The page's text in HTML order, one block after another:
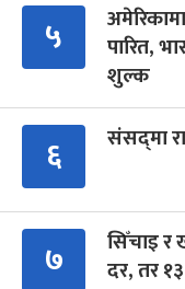
५
पारित,
शुल्क
६ संसद्‍मा
७
सिँचाइ र
दर, तर